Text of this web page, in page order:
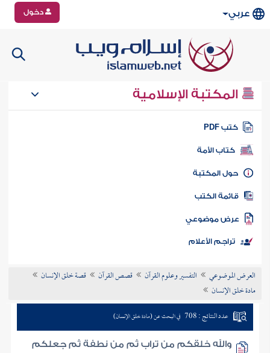
عربي دخول
المكتبة الإسلامية
كتب PDF
كتاب الأمة
المكتبة
الكتب
موضوعي
تراجم الأعلام
العرض الموضوعي التفسير وعلوم القرآن قصص القرآن
قصة خلق الإنسان
مادة خلق الإنسان
عدد النتائج : 708 في البحث عن (مادة خلق الإنسان)
والله خلقكم من تراب ثم من نطفة ثم جعلكم